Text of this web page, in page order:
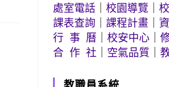
處室電話 ｜校園導覽 ｜
課表查詢 ｜課程計畫 ｜
行 事 曆 ｜校安中心 ｜
合 作 社
空氣品質 ｜